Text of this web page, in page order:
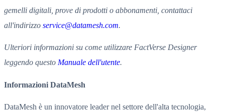
gemelli digitali, prove di prodotti o abbonamenti, contattaci
all'indirizzo service@datamesh.com.
Ulteriori informazioni su come utilizzare FactVerse Designer
leggendo questo Manuale dell'utente.
Informazioni DataMesh
DataMesh è un innovatore leader nel settore dell'alta tecnologia,